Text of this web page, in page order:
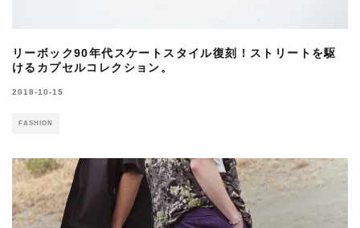
リーボック90年代スケートスタイル復刻！ストリートを駆
けるカプセルコレクション。
2018-10-15
FASHION